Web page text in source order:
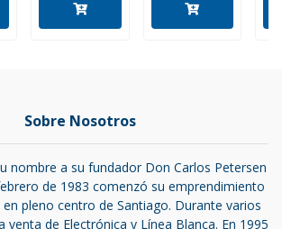
Sobre Nosotros
nombre a su fundador Don Carlos Petersen
de 1983 comenzó su emprendimiento
pleno centro de Santiago. Durante varios
venta de Electrónica y Línea Blanca. En 1995